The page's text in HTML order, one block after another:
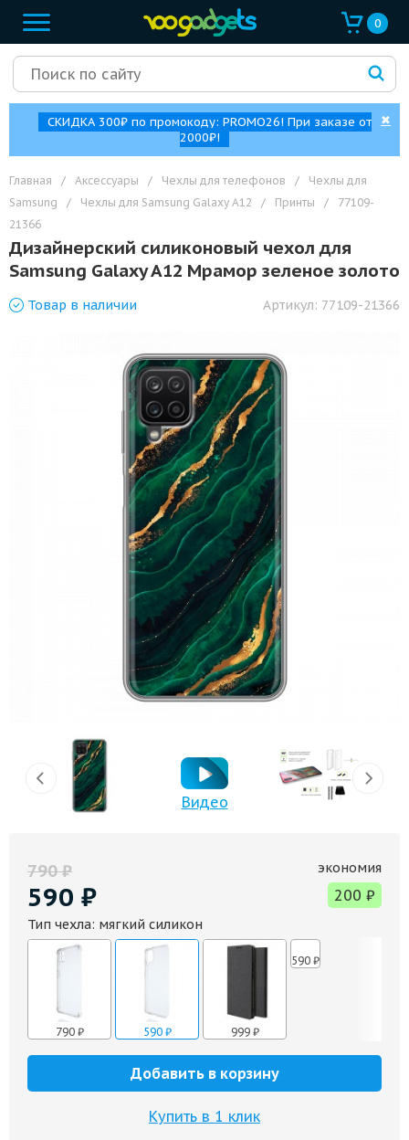
0
СКИДКА 300₽ по промокоду: PROMO26! При заказе от
2000₽!
✖
Главная / Аксессуары / Чехлы для телефонов /
Чехлы для
Samsung
/ Чехлы для Samsung Galaxy A12 / Принты /
77109-
21366
Дизайнерский силиконовый чехол для
Samsung Galaxy A12 Мрамор зеленое золото
Видео
Товар в наличии Артикул: 77109-21366
790₽
590 ₽
экономия
200 ₽
Тип чехла: мягкий силикон
790 ₽ 590 ₽ 999 ₽
590 ₽
Добавить в корзину
Купить в 1 клик